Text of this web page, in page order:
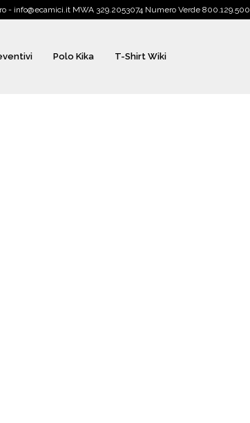
- info@ecamici.it MWA 329.2053074 Numero Verde 800.129.500
Polo Kika T-Shirt Wiki